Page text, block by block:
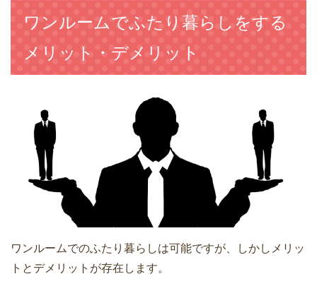
ワンルームでふたり暮らしをする
メリット・デメリット
ワンルームでのふたり暮らしは可能ですが、しかしメリッ
トとデメリットが存在します。